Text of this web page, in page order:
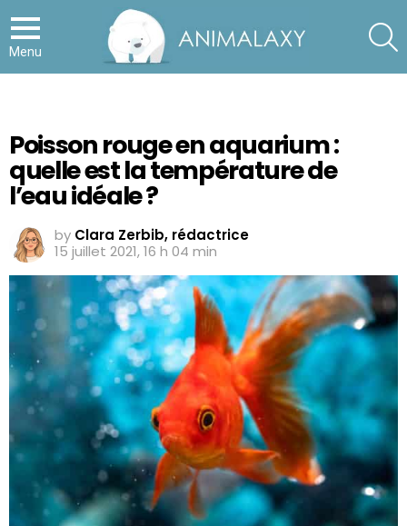
Menu
Poisson rouge en aquarium :
quelle est la température de
l’eau idéale ?
by Clara Zerbib, rédactrice
15 juillet 2021, 16 h 04 min